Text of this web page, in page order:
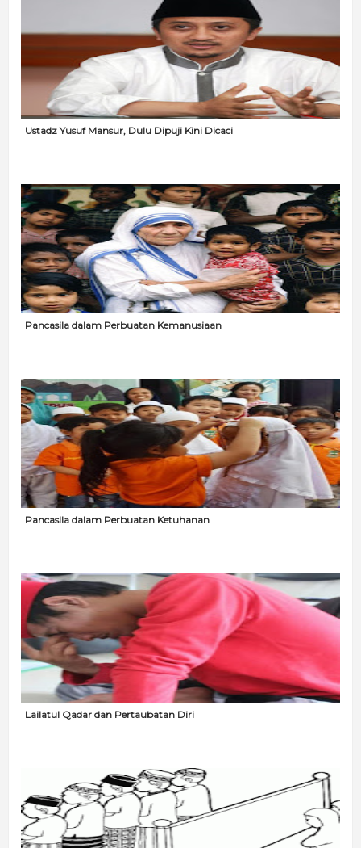
Ustadz Yusuf Mansur, Dulu Dipuji Kini Dicaci
Pancasila dalam Perbuatan Kemanusiaan
Pancasila dalam Perbuatan Ketuhanan
Lailatul Qadar dan Pertaubatan Diri